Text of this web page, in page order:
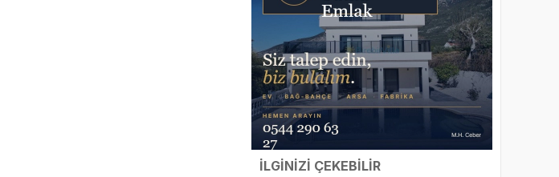
İLGİNİZİ ÇEKEBİLİR